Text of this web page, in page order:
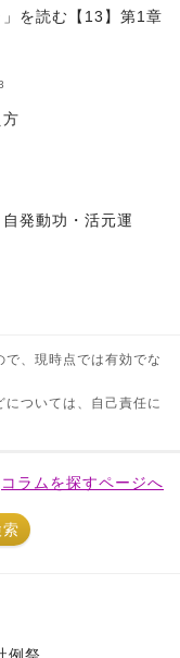
」を読む【13】第1章
発動功・活元運
、現時点では有効でな
ついては、自己責任に
コラムを探すページへ